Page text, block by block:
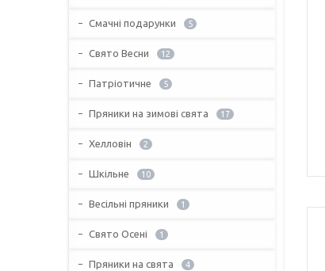
Смачні подарунки 5
Свято Весни 12
Патріотичне 5
Пряники на зимові свята 17
Хелловін 2
Шкільне 10
Весільні пряники 1
Свято Осені 1
Пряники на свята 4